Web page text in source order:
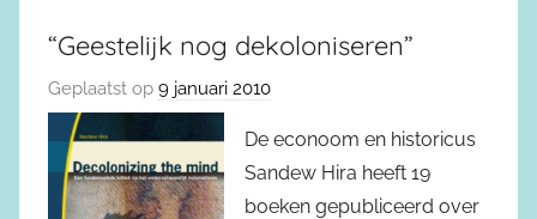
“Geestelijk nog dekoloniseren”
Geplaatst op 9 januari 2010
De econoom en historicus
Sandew Hira heeft 19
boeken gepubliceerd over